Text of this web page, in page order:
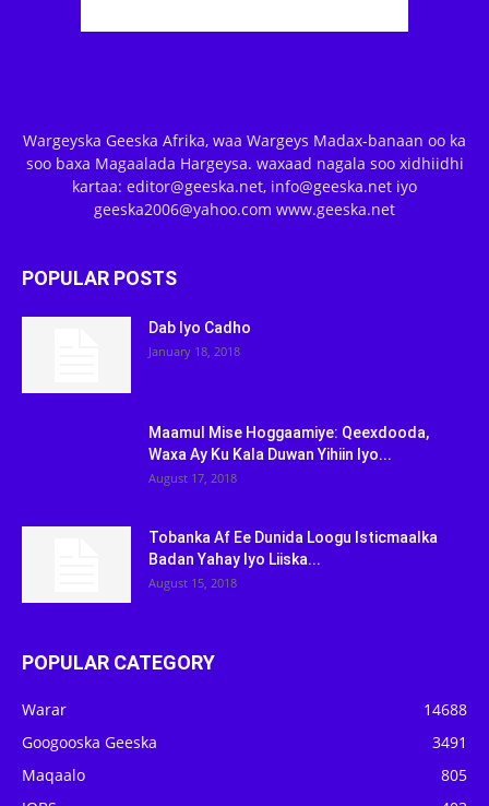
Wargeyska Geeska Afrika, waa Wargeys Madax-banaan oo ka
soo baxa Magaalada Hargeysa. waxaad nagala soo xidhiidhi
kartaa: editor@geeska.net, info@geeska.net iyo
geeska2006@yahoo.com www.geeska.net
POPULAR POSTS
Dab Iyo Cadho
January 18, 2018
Maamul Mise Hoggaamiye: Qeexdooda,
Waxa Ay Ku Kala Duwan Yihiin Iyo...
August 17, 2018
Tobanka Af Ee Dunida Loogu Isticmaalka
Badan Yahay Iyo Liiska...
August 15, 2018
POPULAR CATEGORY
Warar
14688
Googooska Geeska
3491
Maqaalo
805